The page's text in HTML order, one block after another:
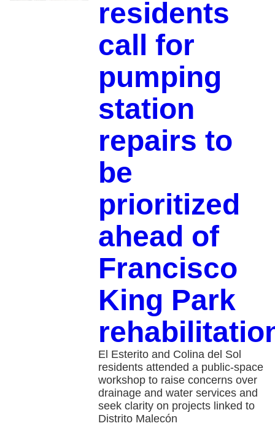
residents
call for
pumping
station
repairs to
be
prioritized
ahead of
Francisco
King Park
El Esterito and Colina del Sol
residents attended a public-space
workshop to raise concerns over
drainage and water services and
seek clarity on projects linked to
Distrito Malecón